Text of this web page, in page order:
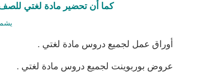
كما أن تحضير مادة لغتي للصف
أوراق عمل لجميع دروس مادة لغتي .
عروض بوربوينت لجميع دروس مادة لغتي .